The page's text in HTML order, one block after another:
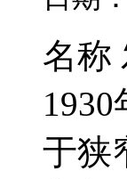
名称
于狭